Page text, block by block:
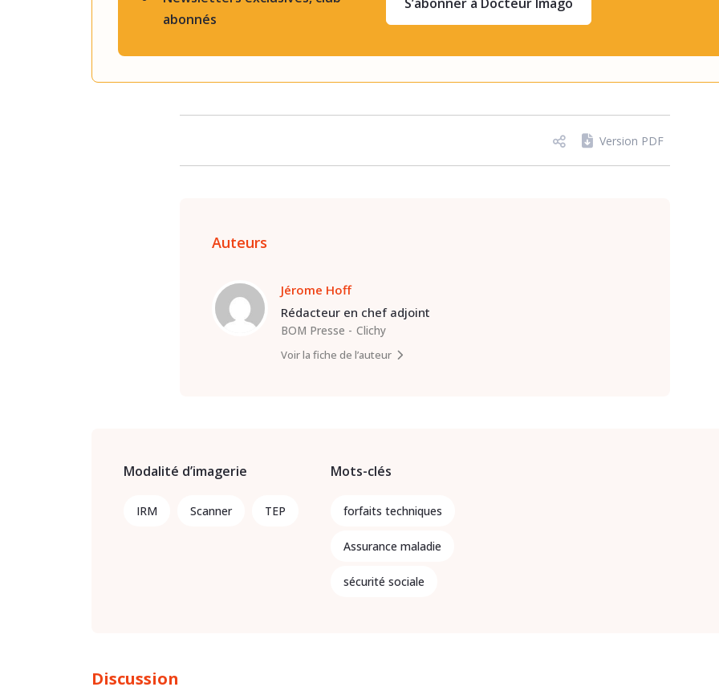
abonnés
S’abonner à Docteur Imago
Version PDF
Auteurs
Jérome Hoff
Rédacteur en chef adjoint
BOM Presse
Clichy
Voir la fiche de l’auteur
Modalité d’imagerie
IRM Scanner TEP
Mots-clés
forfaits techniques
Assurance maladie
sécurité sociale
Discussion